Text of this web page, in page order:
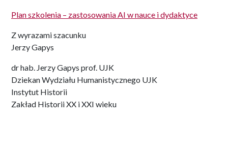
Plan szkolenia – zastosowania AI w nauce i dydaktyce
Z wyrazami szacunku
Jerzy Gapys
dr hab. Jerzy Gapys prof. UJK
Dziekan Wydziału Humanistycznego UJK
Instytut Historii
Zakład Historii XX i XXI wieku